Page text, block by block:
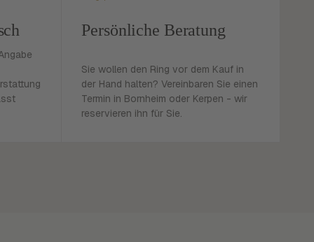
Persönliche Beratung
Sie wollen den Ring vor dem Kauf in
der Hand halten? Vereinbaren Sie einen
Termin in Bornheim oder Kerpen - wir
reservieren ihn für Sie.